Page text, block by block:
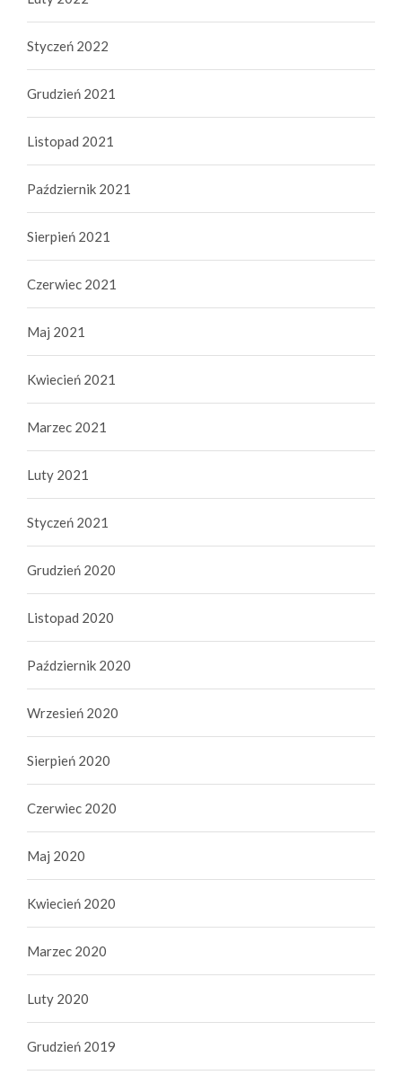
Styczeń 2022
Grudzień 2021
Listopad 2021
Październik 2021
Sierpień 2021
Czerwiec 2021
Maj 2021
Kwiecień 2021
Marzec 2021
Luty 2021
Styczeń 2021
Grudzień 2020
Listopad 2020
Październik 2020
Wrzesień 2020
Sierpień 2020
Czerwiec 2020
Maj 2020
Kwiecień 2020
Marzec 2020
Luty 2020
Grudzień 2019